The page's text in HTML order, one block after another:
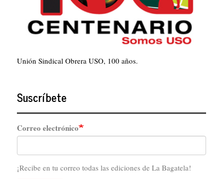
Unión Sindical Obrera USO, 100 años.
Suscríbete
Correo electrónico
¡Recibe en tu correo todas las ediciones de La Bagatela!